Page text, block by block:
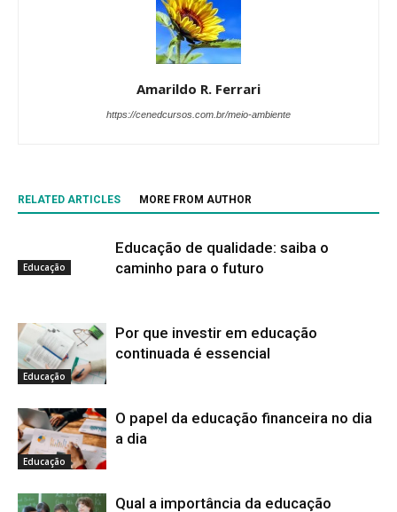
Amarildo R. Ferrari
https://cenedcursos.com.br/meio-ambiente
RELATED ARTICLES MORE FROM AUTHOR
Educação
Educação de qualidade: saiba o
caminho para o futuro
Educação
Por que investir em educação
continuada é essencial
Educação
O papel da educação financeira no dia
a dia
Qual a importância da educação